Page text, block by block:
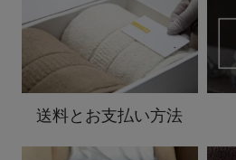
送料と お支払い方法